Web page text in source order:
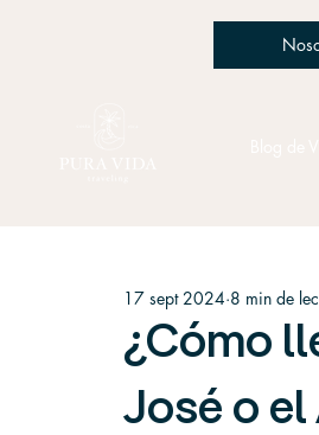
¿Cómo
José o
17 sept 2024 8 min de